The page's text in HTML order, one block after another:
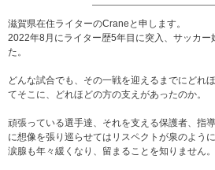
滋賀県在住ライターのCraneと申します。
2022年8月にライター歴5年目に突入、サッカー
た。
どんな試合でも、その一戦を迎えるまでにどれ
てそこに、どれほどの方の支えがあったのか。
頑張っている選手達、それを支える保護者、指
に想像を張り巡らせてはリスペクトが泉のよう
涙腺も年々緩くなり、留まることを知りません。